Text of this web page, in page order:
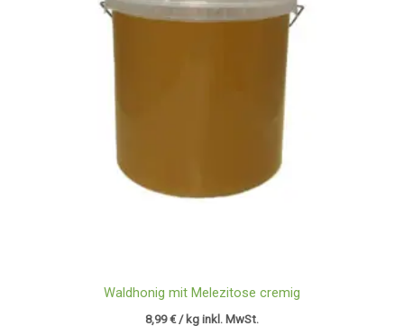
Waldhonig mit Melezitose cremig
8,99€ / kg inkl. MwSt.